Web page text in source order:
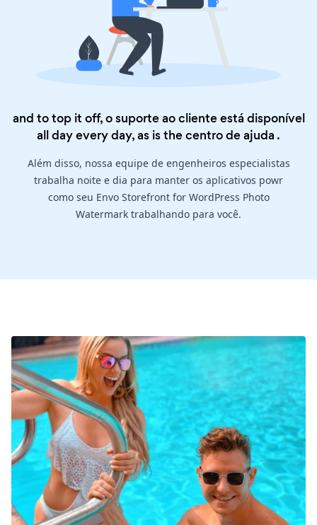
and to top it off, o suporte ao cliente está disponível
all day every day, as is thecentro de ajuda .
Além disso, nossa equipe de engenheiros especialistas
trabalha noite e dia para manter os aplicativos powr
como seu Envo Storefront for WordPress Photo
Watermark trabalhando para você.